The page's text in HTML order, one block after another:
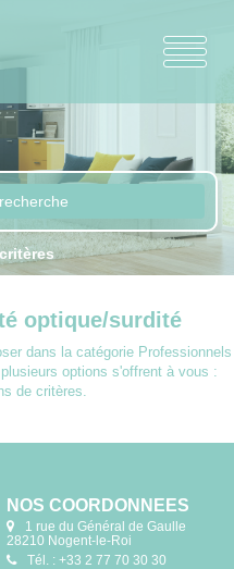
optique/surdité
dans la catégorie Professionnels
options s'offrent à vous :
de critères.
NOS COORDONNÉES
1 rue du Général de Gaulle
28210 Nogent-le-Roi
Tél. : +33 2 77 70 30 30